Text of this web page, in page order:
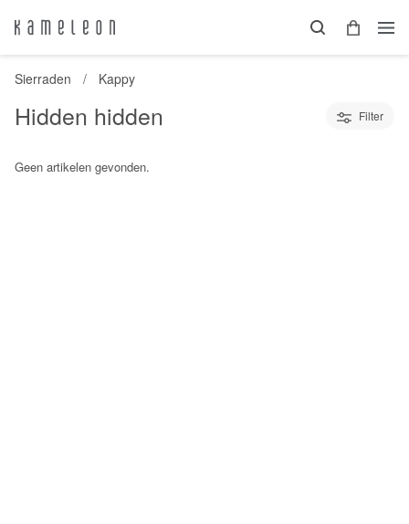
Sierraden Kappy
Hidden hidden Filter
Geen artikelen gevonden.